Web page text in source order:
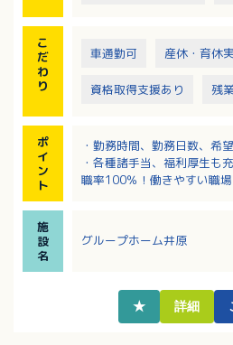
こ
だ
わ
り
車通勤可 産休・育休
資格取得支援あり 残
ポ
イ
ン
ト
・勤務時間、勤務日数、希
・各種諸手当、福利厚生も
職率100％！働きやすい職場
・慣れるまで先輩スタッフ
す。未経験の方も歓迎！
施
設
名
グループホーム井原
★ 詳細